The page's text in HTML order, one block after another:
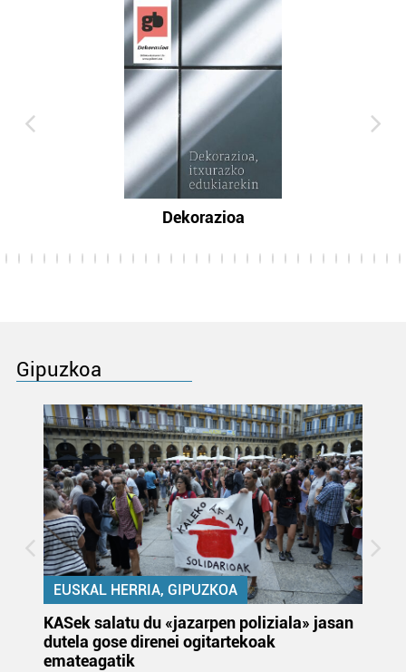
Dekorazioa
Gipuzkoa
EUSKAL HERRIA, GIPUZKOA
KASek salatu du «jazarpen poliziala» jasan
dutela gose direnei ogitartekoak
emateagatik